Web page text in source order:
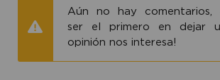
Aún no hay comentarios,
ser el primero en dejar
opinión nos interesa!